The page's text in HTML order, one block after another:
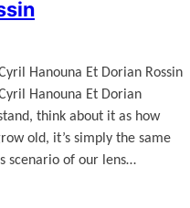
Hanouna Et Dorian Rossin
Hanouna Et Dorian
think about it as how
old, it’s simply the same
scenario of our lens…